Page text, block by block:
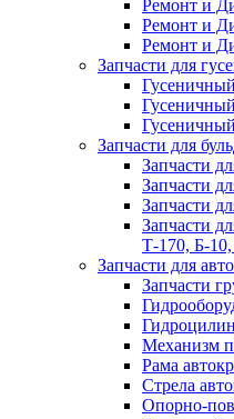
Ремонт и
Ремонт и
Ремонт и
Запчасти для
Запчасти для
Запчасти
Запчасти
Запчасти
Запчасти
Т-170, Б-
Запчасти для
Запчасти
Механизм
Рама
Стрела
Опорно-